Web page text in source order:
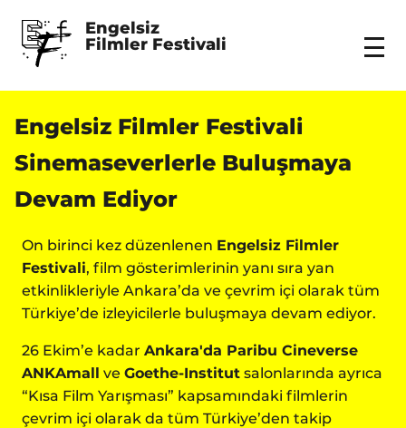
Engelsiz
Filmler Festivali
Menu
Engelsiz Filmler Festivali
Sinemaseverlerle Buluşmaya
Devam Ediyor
On birinci kez düzenlenen Engelsiz Filmler
Festivali, film gösterimlerinin yanı sıra yan
etkinlikleriyle Ankara’da ve çevrim içi olarak tüm
Türkiye’de izleyicilerle buluşmaya devam ediyor.
26 Ekim’e kadar Ankara'da Paribu Cineverse
ANKAmall ve Goethe-Institut salonlarında ayrıca
“Kısa Film Yarışması” kapsamındaki filmlerin
çevrim içi olarak da tüm Türkiye’den takip